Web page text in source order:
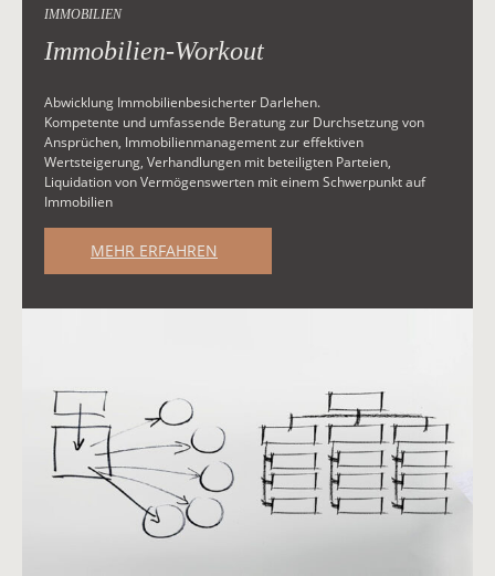
IMMOBILIEN
Immobilien-Workout
Abwicklung Immobilienbesicherter Darlehen.
Kompetente und umfassende Beratung zur Durchsetzung von
Ansprüchen, Immobilienmanagement zur effektiven
Wertsteigerung, Verhandlungen mit beteiligten Parteien,
Liquidation von Vermögenswerten mit einem Schwerpunkt auf
Immobilien
MEHR ERFAHREN